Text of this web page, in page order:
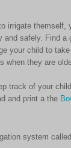
irrigate themself,
safely. Find a
your child to
when they are
track of your
and print a the
system called